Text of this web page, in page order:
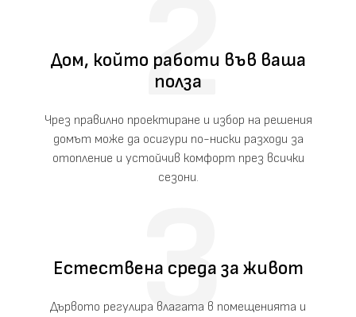
Дом, който работи във ваша
полза
Чрез правилно проектиране и избор на решения
домът може да осигури по-ниски разходи за
отопление и устойчив комфорт през всички
сезони.
Естествена среда за живот
Дървото регулира влагата в помещенията и